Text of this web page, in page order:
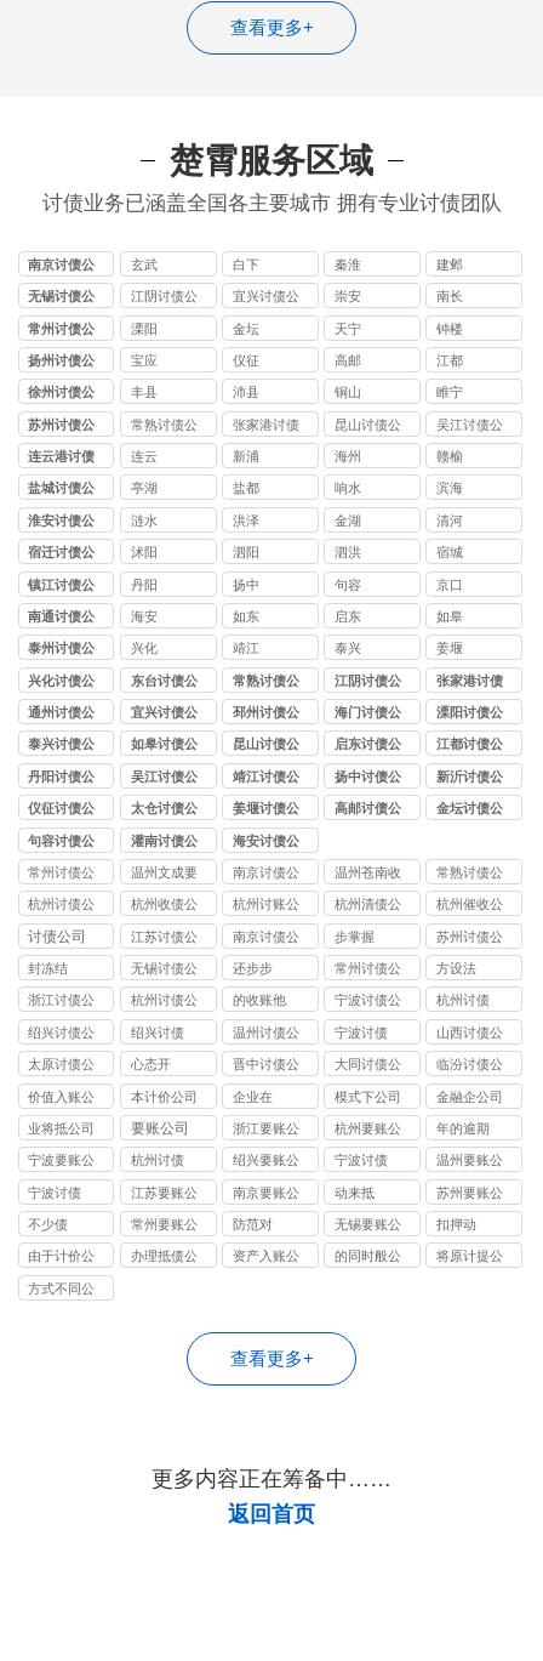
查看更多+
楚霄服务区域
讨债业务已涵盖全国各主要城市 拥有专业讨债团队
南京讨债公
司
玄武 白下 秦淮 建邺
无锡讨债公
司
江阴讨债公
司
宜兴讨债公
司
崇安 南长
常州讨债公
司
溧阳 金坛 天宁 钟楼
扬州讨债公
司
宝应 仪征 高邮 江都
徐州讨债公
司
丰县 沛县 铜山 睢宁
苏州讨债公
司
常熟讨债公
司
张家港讨债
公司
昆山讨债公
司
吴江讨债公
司
连云港讨债
公司
连云 新浦 海州 赣榆
盐城讨债公
司
亭湖 盐都 响水 滨海
淮安讨债公
司
涟水 洪泽 金湖 清河
宿迁讨债公
司
沭阳 泗阳 泗洪 宿城
镇江讨债公
司
丹阳 扬中 句容 京口
南通讨债公
司
海安 如东 启东 如皋
泰州讨债公
司
兴化 靖江 泰兴 姜堰
兴化讨债公
司
东台讨债公
司
常熟讨债公
司
江阴讨债公
司
张家港讨债
公司
通州讨债公
司
宜兴讨债公
司
邳州讨债公
司
海门讨债公
司
溧阳讨债公
司
泰兴讨债公
司
如皋讨债公
司
昆山讨债公
司
启东讨债公
司
江都讨债公
司
丹阳讨债公
司
吴江讨债公
司
靖江讨债公
司
扬中讨债公
司
新沂讨债公
司
仪征讨债公
司
太仓讨债公
司
姜堰讨债公
司
高邮讨债公
金坛讨债公
句容讨债公
司
灌南讨债公
司
海安讨债公
司
常州讨债公
司
温州文成要
账公司
南京讨债公
司
温州苍南收
账公司
常熟讨债公
司
杭州讨债公
司
杭州收债公
司
杭州讨账公
司
杭州清债公
司
杭州催收公
司
讨债公司
江苏讨债公
司
南京讨债公
司
步掌握
苏州讨债公
司
封冻结
无锡讨债公
司
还步步
常州讨债公
司
方设法
浙江讨债公
司
杭州讨债公
司
的收账他
宁波讨债公
司
杭州讨债
绍兴讨债公
司
绍兴讨债
温州讨债公
司
宁波讨债
山西讨债公
司
太原讨债公
司
心态开
晋中讨债公
司
大同讨债公
司
临汾讨债公
司
价值入账公
司
本计价公司 企业在 模式下公司 金融企公司
业将抵公司 要账公司
浙江要账公
司
杭州要账公
司
年的逾期
宁波要账公
司
杭州讨债
绍兴要账公
司
宁波讨债
温州要账公
司
宁波讨债
江苏要账公
司
南京要账公
司
动来抵
苏州要账公
司
不少债
常州要账公
司
防范对
无锡要账公
司
扣押动
由于计价公
司
办理抵债公
资产入账公
的同时般公
将原计提公
方式不同公
查看更多+
更多内容正在筹备中……
返回首页